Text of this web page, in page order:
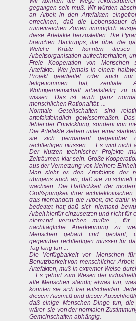
gegangen sein muß. Wir würden
an Arbeit in den Artefakten
errechnen, daß die Lebensdauer
ruinenreichen Zonen unmöglich
diese Artefakte herzustellen. Die
brauchen Bautrupps, die über die
Welche Kräfte konnten
Arbeitsorganisation aufrechterhalten,
Freie Kooperation von Menschen
Artefakte. Wer jemals in einem
Projekt gearbeitet oder auch
teilgenommen hat, zentrale
Wohngemeinschaft arbeitsteilig zu
wissen. Das ist auch ganz
menschlichen Rationalität. ...
Normale Gesellschaften sind
artefaktfeindlich gewissermaßen.
fehlender Entwicklung, sondern von
Die Artefakte stehen unter einer
sie sich permanent gegenüber
rechtfertigen müssen. ... Es wird nicht
Der Nutzen technischer Projekte
Zeiträumen klar sein. Große
aus der Vernetzung von kleinere
Man sieht es den Artefakten der
übrigens auch an, daß sie zu schnell
wachsen. Die Häßlichkeit der
Großspurigkeit ihrer architektonischen
daß niemandem die Arbeit, die dafür
bedeutet hat; daß sich niemand
Arbeit hierfür einzusetzen und nicht für
niemand versuchen mußte , für
nachträgliche Anerkennung zu
Menschen gebaut und geplant,
gegenüber rechtfertigen müssen für
Tag lang tun ...
Die Verfügbarkeit von Menschen
Benutzbarkeit von menschlicher
Artefakten, muß in extremer Weise
... Es gehört zum Wesen der
alle Menschen ständig etwas tun,
könnten sie sich frei entscheiden.
diesem Ausmaß und dieser
daß einige Menschen Dinge tun, die
wären sie von der normalen
Gemeinschaften abhängig.